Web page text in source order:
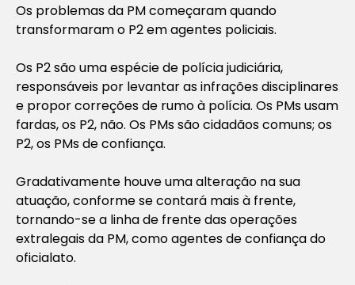
Os problemas da PM começaram quando
transformaram o P2 em agentes policiais.
Os P2 são uma espécie de polícia judiciária,
responsáveis por levantar as infrações disciplinares
e propor correções de rumo à polícia. Os PMs usam
fardas, os P2, não. Os PMs são cidadãos comuns; os
P2, os PMs de confiança.
Gradativamente houve uma alteração na sua
atuação, conforme se contará mais à frente,
tornando-se a linha de frente das operações
extralegais da PM, como agentes de confiança do
oficialato.